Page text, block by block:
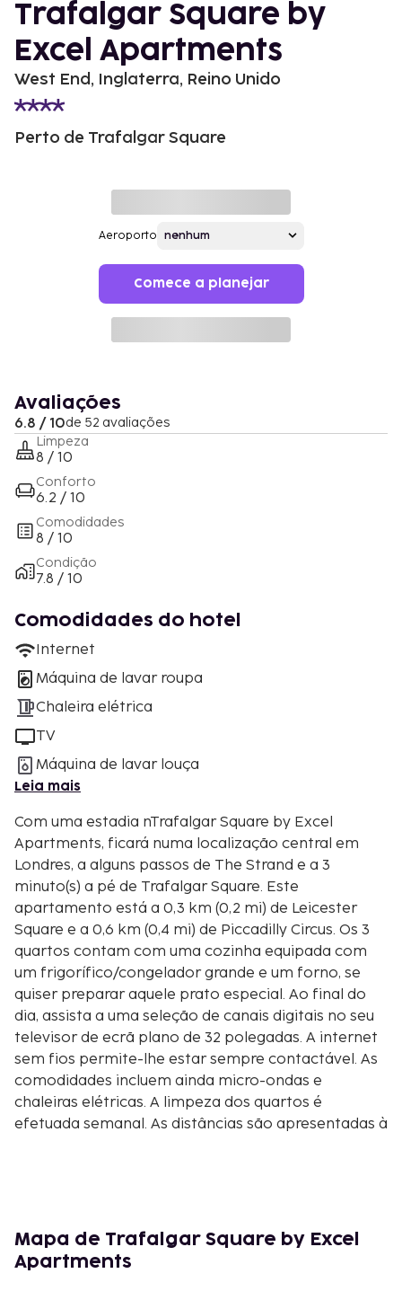
Trafalgar Square by
Excel Apartments
West End, Inglaterra, Reino Unido
Perto de Trafalgar Square
Aeroporto
Comece a planejar
Avaliações
6.8 / 10de 52 avaliações
Limpeza
8 / 10
Conforto
6.2 / 10
Comodidades
8 / 10
Condição
7.8 / 10
Comodidades do hotel
Internet
Máquina de lavar roupa
Chaleira elétrica
TV
Máquina de lavar louça
Leia mais
Com uma estadia nTrafalgar Square by Excel
Apartments, ficará numa localização central em
Londres, a alguns passos de The Strand e a 3
minuto(s) a pé de Trafalgar Square. Este
apartamento está a 0,3 km (0,2 mi) de Leicester
Square e a 0,6 km (0,4 mi) de Piccadilly Circus. Os 3
quartos contam com uma cozinha equipada com
um frigorífico/congelador grande e um forno, se
quiser preparar aquele prato especial. Ao final do
dia, assista a uma seleção de canais digitais no seu
televisor de ecrã plano de 32 polegadas. A internet
sem fios permite-lhe estar sempre contactável. As
comodidades incluem ainda micro-ondas e
chaleiras elétricas. A limpeza dos quartos é
efetuada semanal. As distâncias são apresentadas à
Charing Cross - 0,4 km/0,2 mi
The Mall - 0,4 km/0,2 mi
Mapa de Trafalgar Square by Excel
Apartments